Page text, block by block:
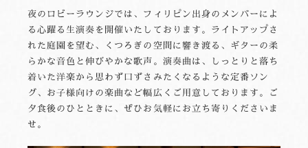
夜のロビーラウンジでは、フィリピン出身のメンバーによ
る心躍る生演奏を開催いたしております。ライトアップさ
れた庭園を望む、くつろぎの空間に響き渡る、ギターの柔
らかな音色と伸びやかな歌声。演奏曲は、しっとりと落ち
着いた洋楽から思わず口ずさみたくなるような定番ソン
グ、お子様向けの楽曲など幅広くご用意しております。ご
夕食後のひとときに、ぜひお気軽にお立ち寄りくださいま
せ。